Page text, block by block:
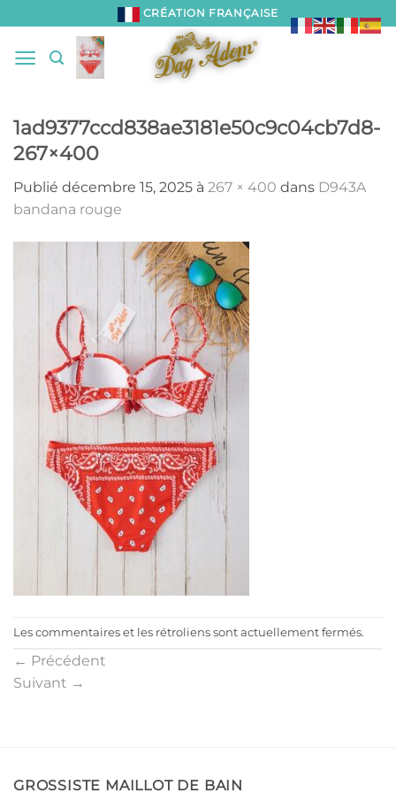
au
contenu
CRÉATION FRANÇAISE
1ad9377ccd838ae3181e50c9c04cb7d8-
267×400
Publié décembre 15, 2025 à 267 × 400 dans D943A
bandana rouge
Les commentaires et les rétroliens sont actuellement fermés.
← Précédent
Suivant →
GROSSISTE MAILLOT DE BAIN